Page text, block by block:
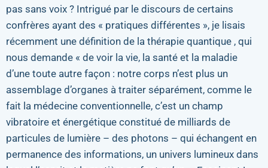
pas sans voix ? Intrigué par le discours de certains
confrères ayant des « pratiques différentes », je lisais
récemment une définition de la thérapie quantique , qui
nous demande « de voir la vie, la santé et la maladie
d’une toute autre façon : notre corps n’est plus un
assemblage d’organes à traiter séparément, comme le
fait la médecine conventionnelle, c’est un champ
vibratoire et énergétique constitué de milliards de
particules de lumière – des photons – qui échangent en
permanence des informations, un univers lumineux dans